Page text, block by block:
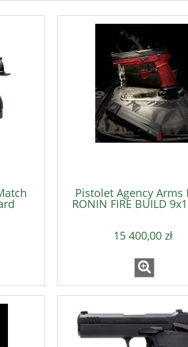
DAA Ładownica X-Ray
Polimerowa (104041)
DUBLE ALPHA ACADEMY (1)
Pistolet Agency Arms
RONIN FIRE BUILD
15 400,00 zł